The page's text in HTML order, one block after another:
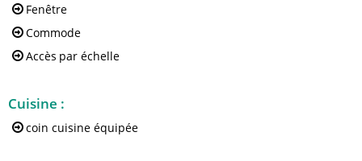
Fenêtre
Commode
Accès par échelle
Cuisine :
coin cuisine équipée